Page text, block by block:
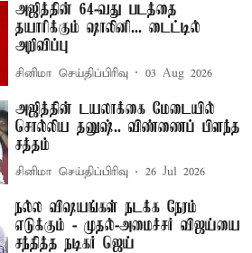
அஜித்தின் 64-வது படத்தை
தயாரிக்கும் ஷாலினி... டைட்டில்
அறிவிப்பு
சினிமா செய்திப்பிரிவு 03 Aug 2026
அஜித்தின் டயலாக்கை மேடையில்
சொல்லிய தனுஷ்.. விண்ணைப் பிளந்த
சத்தம்
சினிமா செய்திப்பிரிவு 26 Jul 2026
நல்ல விஷயங்கள் நடக்க நேரம்
எடுக்கும் - முதல்-அமைச்சர் விஜய்யை
சந்தித்த நடிகர் ஜெய்